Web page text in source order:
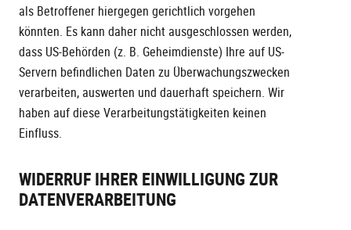
als Betroffener hiergegen gerichtlich vorgehen
könnten. Es kann daher nicht ausgeschlossen werden,
dass US-Behörden (z. B. Geheimdienste) Ihre auf US-
Servern befindlichen Daten zu Überwachungszwecken
verarbeiten, auswerten und dauerhaft speichern. Wir
haben auf diese Verarbeitungstätigkeiten keinen
Einfluss.
WIDERRUF IHRER EINWILLIGUNG ZUR
DATENVERARBEITUNG